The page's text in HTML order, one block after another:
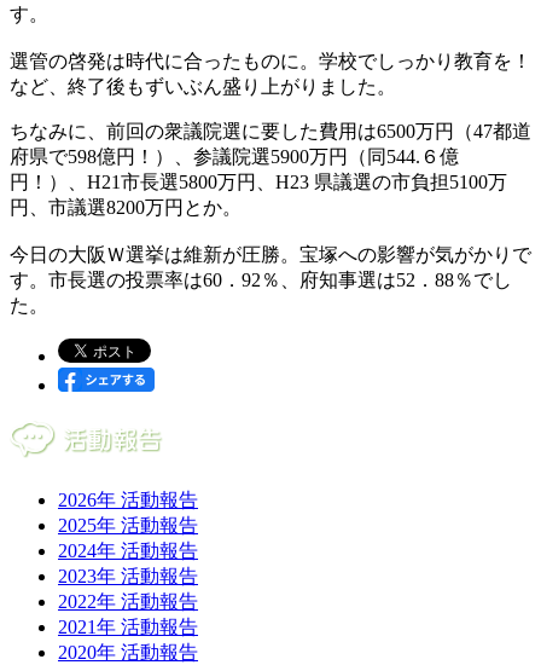
す。
選管の啓発は時代に合ったものに。学校でしっかり教育を！
など、終了後もずいぶん盛り上がりました。
ちなみに、前回の衆議院選に要した費用は6500万円（47都道
府県で598億円！）、参議院選5900万円（同544.６億
円！）、H21市長選5800万円、H23 県議選の市負担5100万
円、市議選8200万円とか。
今日の大阪Ｗ選挙は維新が圧勝。宝塚への影響が気がかりで
す。市長選の投票率は60．92％、府知事選は52．88％でし
た。
2026年 活動報告
2025年 活動報告
2024年 活動報告
2023年 活動報告
2022年 活動報告
2021年 活動報告
2020年 活動報告